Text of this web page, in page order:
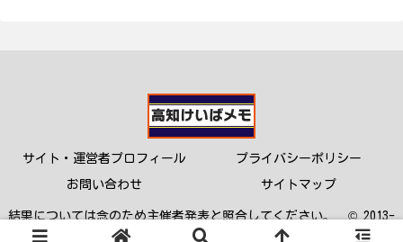
サイト・運営者プロフィール プライバシーポリシー
お問い合わせ サイトマップ
結果については念のため主催者発表と照合してください。 © 2013-
2023 高知けいばメモ